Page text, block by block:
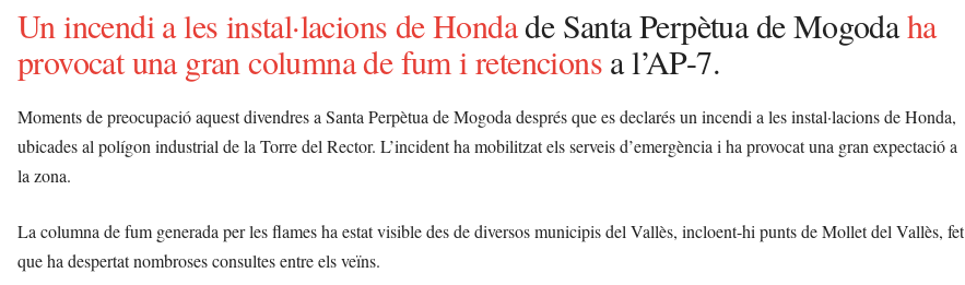
Un incendi a les instal·lacions de Hondade Santa Perpètua de Mogodaha
provocat una gran columna de fum i retencions a l’AP-7.
Moments de preocupació aquest divendres a Santa Perpètua de Mogoda després que es declarés un incendi a les instal·lacions de Honda,
ubicades al polígon industrial de la Torre del Rector. L’incident ha mobilitzat els serveis d’emergència i ha provocat una gran expectació a
la zona.
La columna de fum generada per les flames ha estat visible des de diversos municipis del Vallès, incloent-hi punts de Mollet del Vallès, fet
que ha despertat nombroses consultes entre els veïns.